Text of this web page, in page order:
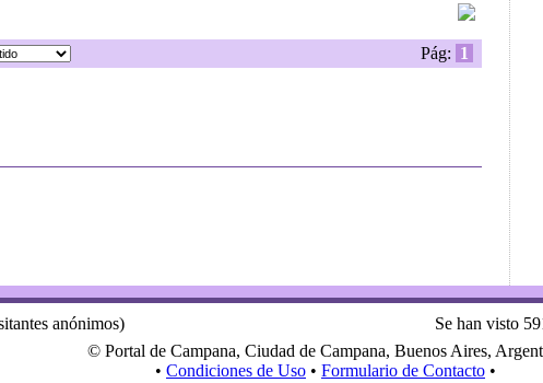
Pág: 1
Se han visto
anónimos)
© Portal de Campana, Ciudad de Campana, Buenos Aires,
• Condiciones de Uso • Formulario de Contacto •